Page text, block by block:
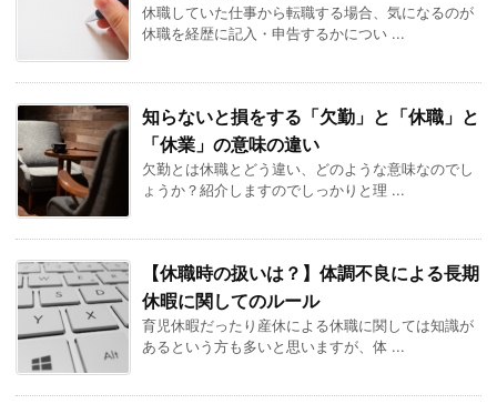
休職していた仕事から転職する場合、気になるのが
休職を経歴に記入・申告するかについ ...
知らないと損をする「欠勤」と「休職」と
「休業」の意味の違い
欠勤とは休職とどう違い、どのような意味なのでし
ょうか？紹介しますのでしっかりと理 ...
【休職時の扱いは？】体調不良による長期
休暇に関してのルール
育児休暇だったり産休による休職に関しては知識が
あるという方も多いと思いますが、体 ...